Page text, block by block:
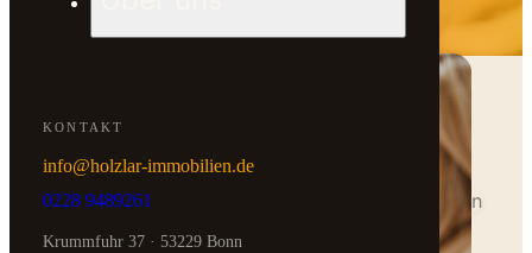
KOSTENLOS & UNVERBINDLICH
Erste Werteinschätzung
innerhalb eines Werktags
KONTAKT
info@holzlar-immobilien.de
0228 9489261
Krummfuhr 37 · 53229 Bonn